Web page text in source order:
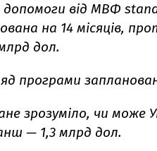
від МВФ
на 14 місяців,
дол.
програми
зрозуміло, чи може
— 1,3 млрд дол.